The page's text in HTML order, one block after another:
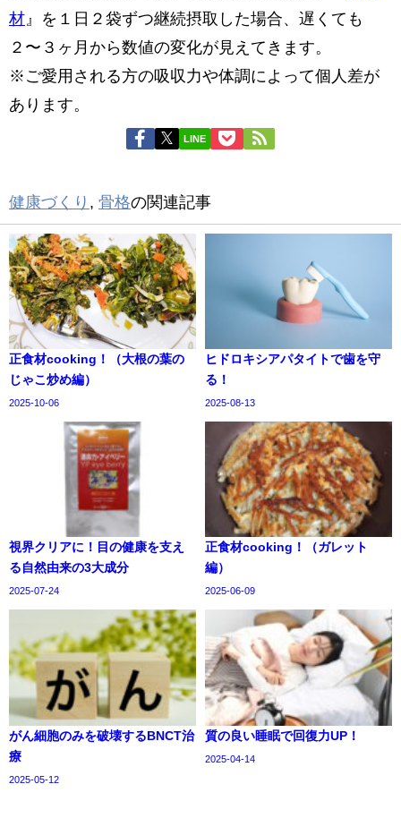
材 』を１日２袋ずつ継続摂取した場合、遅くても
２〜３ヶ月から数値の変化が見えてきます。
※ご愛用される方の吸収力や体調によって個人差が
あります。
LINE
健康づくり , 骨格の関連記事
正食材cooking！（大根の葉の
じゃこ炒め編）
2025-10-06
ヒドロキシアパタイトで歯を守
る！
2025-08-13
視界クリアに！目の健康を支え
る自然由来の3大成分
2025-07-24
正食材cooking！（ガレット
編）
2025-06-09
がん細胞のみを破壊するBNCT治
療
2025-05-12
質の良い睡眠で回復力UP！
2025-04-14